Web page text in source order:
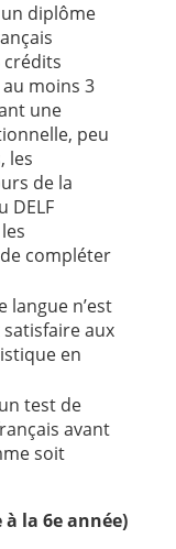
diplôme
crédits
moins 3
une
peu
les
de la
DELF
compléter
langue n’est
satisfaire aux
en
test de
avant
soit
la 6e année)